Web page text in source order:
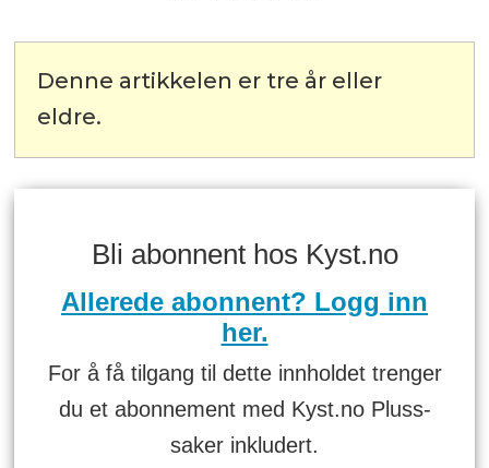
Denne artikkelen er tre år eller
eldre.
Bli abonnent hos Kyst.no
Allerede abonnent? Logg inn
her.
For å få tilgang til dette innholdet trenger
du et abonnement med Kyst.no Pluss-
saker inkludert.